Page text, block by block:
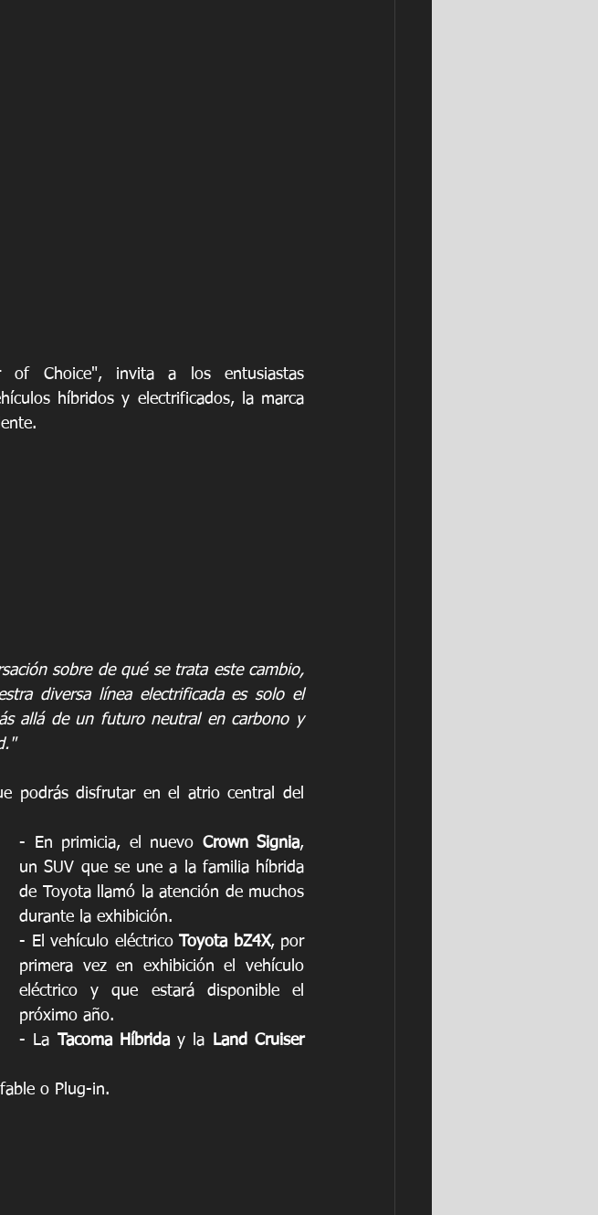
of Choice", invita a los entusiastas
híbridos y electrificados, la marca
sobre de qué se trata este cambio,
diversa línea electrificada es solo el
allá de un futuro neutral en carbono y
podrás disfrutar en el atrio central del
- En primicia, el nuevo Crown Signia,
un SUV que se une a la familia híbrida
de Toyota llamó la atención de muchos
durante la exhibición.
- El vehículo eléctrico Toyota bZ4X, por
primera vez en exhibición el vehículo
eléctrico y que estará disponible el
próximo año.
- La Tacoma Híbrida y la
Land Cruiser
o Plug-in.